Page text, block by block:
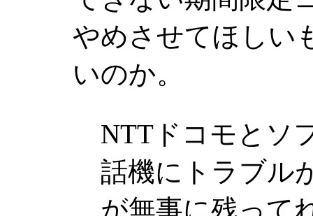
やめさせてほしい
いのか。
NTTドコモとソ
話機にトラブル
が無事に残って